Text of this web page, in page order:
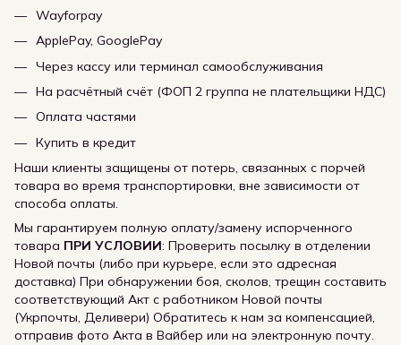
Wayforpay
ApplePay, GooglePay
Через кассу или терминал самообслуживания
На расчётный счёт (ФОП 2 группа не плательщики НДС)
Оплата частями
Купить в кредит
Наши клиенты защищены от потерь, связанных с порчей
товара во время транспортировки, вне зависимости от
способа оплаты.
Мы гарантируем полную оплату/замену испорченного
товара ПРИ УСЛОВИИ: Проверить посылку в отделении
Новой почты (либо при курьере, если это адресная
доставка) При обнаружении боя, сколов, трещин составить
соответствующий Акт с работником Новой почты
(Укрпочты, Деливери) Обратитесь к нам за компенсацией,
отправив фото Акта в Вайбер или на электронную почту.